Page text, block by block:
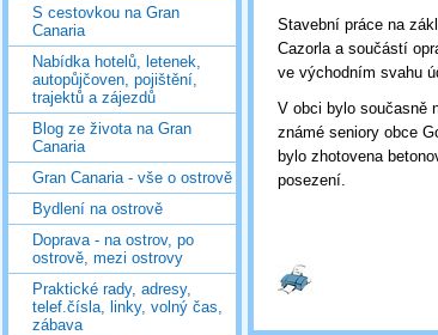
S cestovkou na Gran
Canaria
Nabídka hotelů, letenek,
autopůjčoven, pojištění,
trajektů a zájezdů
Blog ze života na Gran
Canaria
Gran Canaria - vše o ostrově
Bydlení na ostrově
Doprava - na ostrov, po
ostrově, mezi ostrovy
Praktické rady, adresy,
telef.čísla, linky, volný čas,
zábava
Stavební práce na
Cazorla a součástí
ve východním svahu
V obci bylo současně
známé seniory obce
bylo zhotovena
posezení.